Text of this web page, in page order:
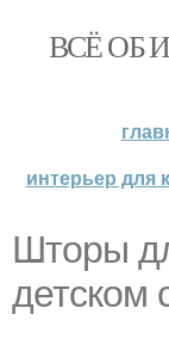
ВСЁ ОБ
интерьер для
Шторы
детском